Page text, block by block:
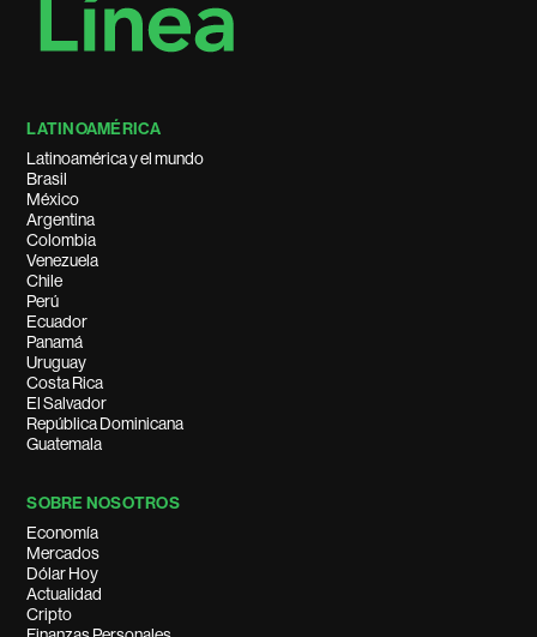
LATINOAMÉRICA
Latinoamérica y el mundo
Brasil
México
Argentina
Colombia
Venezuela
Chile
Perú
Ecuador
Panamá
Uruguay
Costa Rica
El Salvador
República Dominicana
Guatemala
SOBRE NOSOTROS
Economía
Mercados
Dólar Hoy
Actualidad
Cripto